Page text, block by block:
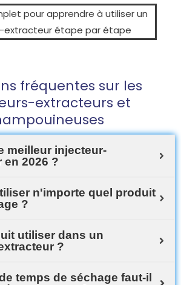
fréquentes sur les
extracteurs et
meilleur injecteur-
en 2026 ?
n'importe quel produit
?
utiliser dans un
?
temps de séchage faut-il